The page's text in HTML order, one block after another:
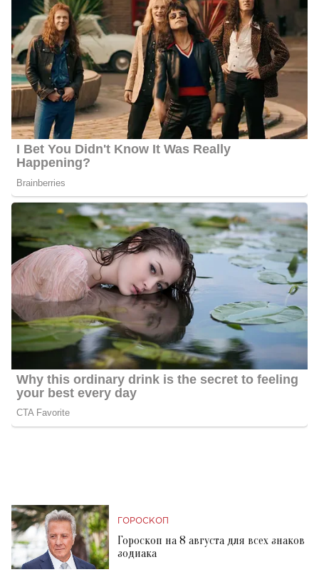
ГОРОСКОП
Гороскоп на 8 августа для всех знаков
зодиака